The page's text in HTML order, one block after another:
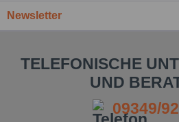
Newsletter
TELEFONISCHE
UND
09349/